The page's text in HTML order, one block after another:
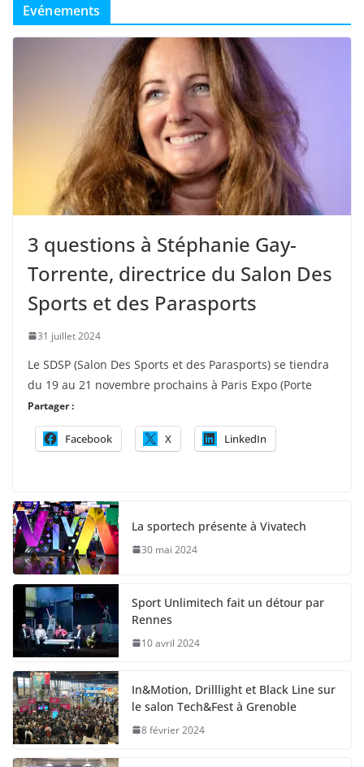
Evénements
3 questions à Stéphanie Gay-
Torrente, directrice du Salon Des
Sports et des Parasports
31 juillet 2024
Le SDSP (Salon Des Sports et des Parasports) se tiendra
du 19 au 21 novembre prochains à Paris Expo (Porte
Partager :
Facebook X LinkedIn
La sportech présente à Vivatech
30 mai 2024
Sport Unlimitech fait un détour par
Rennes
10 avril 2024
In&Motion, Drilllight et Black Line sur
le salon Tech&Fest à Grenoble
8 février 2024